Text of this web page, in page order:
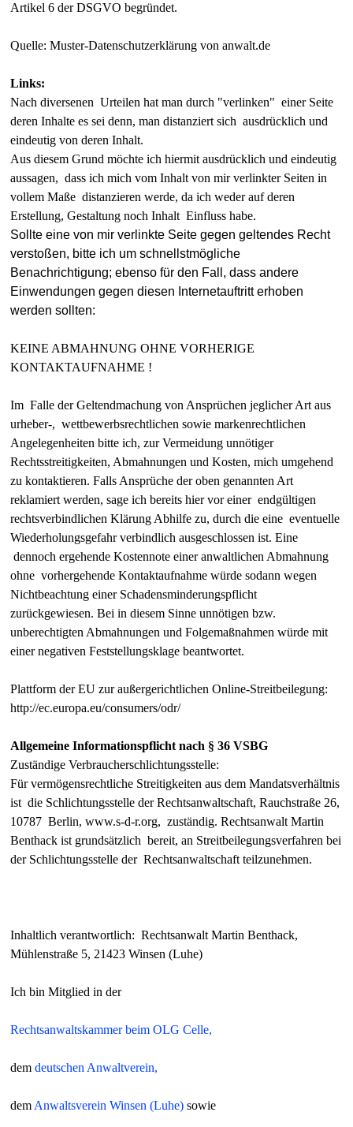
Artikel 6 der DSGVO begründet.
Quelle: Muster-Datenschutzerklärung von anwalt.de
Links:
Nach diversenen Urteilen hat man durch "verlinken" einer Seite
deren Inhalte es sei denn, man distanziert sich ausdrücklich und
eindeutig von deren Inhalt.
Aus diesem Grund möchte ich hiermit ausdrücklich und eindeutig
aussagen, dass ich mich vom Inhalt von mir verlinkter Seiten in
vollem Maße distanzieren werde, da ich weder auf deren
Erstellung, Gestaltung noch Inhalt Einfluss habe.
Sollte eine von mir verlinkte Seite gegen geltendes Recht
verstoßen, bitte ich um schnellstmögliche
Benachrichtigung; ebenso für den Fall, dass andere
Einwendungen gegen diesen Internetauftritt erhoben
werden sollten:
KEINE ABMAHNUNG OHNE VORHERIGE
KONTAKTAUFNAHME !
Im Falle der Geltendmachung von Ansprüchen jeglicher Art aus
urheber-, wettbewerbsrechtlichen sowie markenrechtlichen
Angelegenheiten bitte ich, zur Vermeidung unnötiger
Rechtsstreitigkeiten, Abmahnungen und Kosten, mich umgehend
zu kontaktieren. Falls Ansprüche der oben genannten Art
reklamiert werden, sage ich bereits hier vor einer endgültigen
rechtsverbindlichen Klärung Abhilfe zu, durch die eine eventuelle
Wiederholungsgefahr verbindlich ausgeschlossen ist. Eine
dennoch ergehende Kostennote einer anwaltlichen Abmahnung
ohne vorhergehende Kontaktaufnahme würde sodann wegen
Nichtbeachtung einer Schadensminderungspflicht
zurückgewiesen. Bei in diesem Sinne unnötigen bzw.
unberechtigten Abmahnungen und Folgemaßnahmen würde mit
einer negativen Feststellungsklage beantwortet.
Plattform der EU zur außergerichtlichen Online-Streitbeilegung:
http://ec.europa.eu/consumers/odr/
Allgemeine Informationspflicht nach § 36 VSBG
Zuständige Verbraucherschlichtungsstelle:
Für vermögensrechtliche Streitigkeiten aus dem Mandatsverhältnis
ist die Schlichtungsstelle der Rechtsanwaltschaft, Rauchstraße 26,
10787 Berlin, www.s-d-r.org, zuständig. Rechtsanwalt Martin
Benthack ist grundsätzlich bereit, an Streitbeilegungsverfahren bei
der Schlichtungsstelle der Rechtsanwaltschaft teilzunehmen.
Inhaltlich verantwortlich: Rechtsanwalt Martin Benthack,
Mühlenstraße 5, 21423 Winsen (Luhe)
Ich bin Mitglied in der
Rechtsanwaltskammer beim OLG Celle,
dem deutschen Anwaltverein,
dem Anwaltsverein Winsen (Luhe) sowie